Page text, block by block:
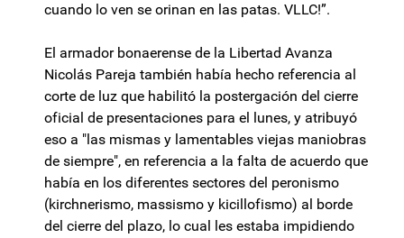
cuando lo ven se orinan en las patas. VLLC!”.
El armador bonaerense de la Libertad Avanza
Nicolás Pareja también había hecho referencia al
corte de luz que habilitó la postergación del cierre
oficial de presentaciones para el lunes, y atribuyó
eso a "las mismas y lamentables viejas maniobras
de siempre", en referencia a la falta de acuerdo que
había en los diferentes sectores del peronismo
(kirchnerismo, massismo y kicillofismo) al borde
del cierre del plazo, lo cual les estaba impidiendo